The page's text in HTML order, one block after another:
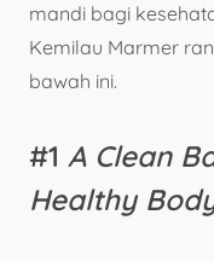
mandi bagi
Kemilau Marmer
bawah ini.
#1 A Clean
Healthy